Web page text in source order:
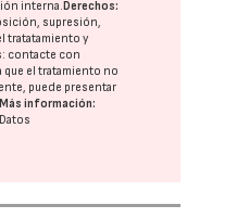
interna. Derechos:
supresión,
tratatamiento y
contacte con
que el tratamiento no
puede presentar
Más información: